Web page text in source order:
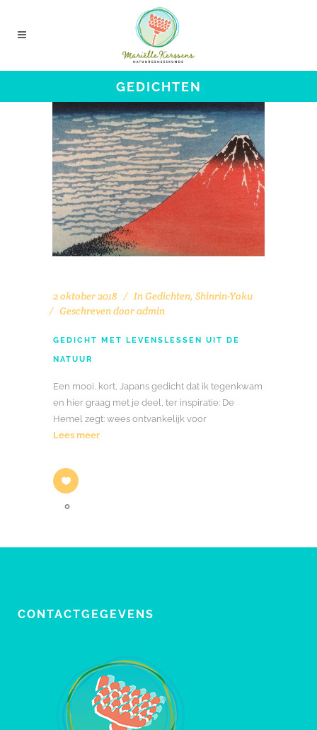
GEDICHTEN
2 oktober 2018 InGedichten, Shinrin-Yoku
Geschreven dooradmin
GEDICHT MET LEVENSLESSEN UIT DE
NATUUR
Een mooi, kort, Japans gedicht dat ik tegenkwam
en hier graag met je deel, ter inspiratie: De
Hemel zegt: wees ontvankelijk voor
Lees meer
0
CONTACTGEGEVENS